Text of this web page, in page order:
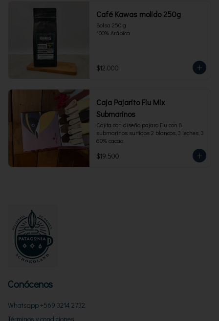
Café Kawas molido 250g
Bolsa 250 g
100% Arábica
$12.000
Caja Pajarito Fiu Mix
Submarinos
Cajita con diseño pajaro Fiu con 8
submarinos surtidos 2 blancos, 3 leches, 3
60% cacao.
$19.500
Conócenos
Whatsapp +569 3214 2732
Términos y condiciones